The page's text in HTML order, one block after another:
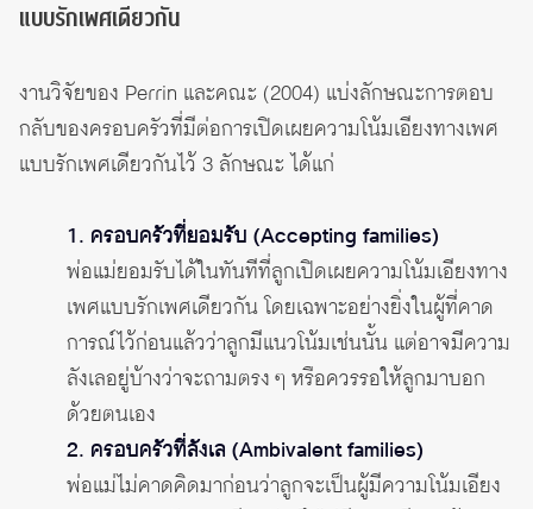
แบบรักเพศเดียวกัน
งานวิจัยของ Perrin และคณะ (2004) แบ่งลักษณะการตอบ
กลับของครอบครัวที่มีต่อการเปิดเผยความโน้มเอียงทางเพศ
แบบรักเพศเดียวกันไว้ 3 ลักษณะ ได้แก่
1. ครอบครัวที่ยอมรับ (Accepting families)
พ่อแม่ยอมรับได้ในทันทีที่ลูกเปิดเผยความโน้มเอียงทาง
เพศแบบรักเพศเดียวกัน โดยเฉพาะอย่างยิ่งในผู้ที่คาด
การณ์ไว้ก่อนแล้วว่าลูกมีแนวโน้มเช่นนั้น แต่อาจมีความ
ลังเลอยู่บ้างว่าจะถามตรง ๆ หรือควรรอให้ลูกมาบอก
ด้วยตนเอง
2. ครอบครัวที่ลังเล (Ambivalent families)
พ่อแม่ไม่คาดคิดมาก่อนว่าลูกจะเป็นผู้มีความโน้มเอียง